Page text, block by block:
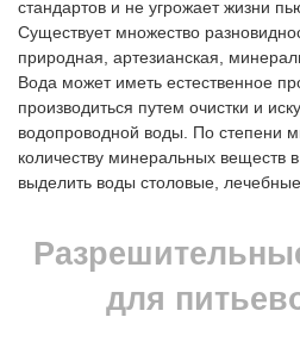
стандартов и не угрожает жизни
Существует множество
природная, артезианская,
Вода может иметь естественное
производиться путем очистки и
водопроводной воды. По степени
количеству минеральных
выделить воды столовые,
для